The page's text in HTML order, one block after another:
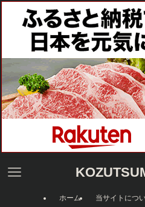
ホーム 当サイトにつ